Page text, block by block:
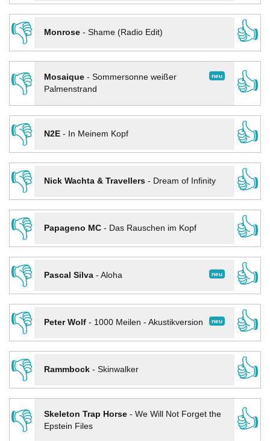
👎
Monrose- Shame (Radio Edit)
👍
👎
neu
Mosaique- Sommersonne weißer
Palmenstrand
👍
👎
N2E- In Meinem Kopf
👍
👎
Nick Wachta & Travellers- Dream of Infinity
👍
👎
Papageno MC- Das Rauschen im Kopf
👍
👎
neu
Pascal Silva- Aloha
👍
👎
neu
Peter Wolf- 1000 Meilen - Akustikversion
👍
👎
Rammbock- Skinwalker
👍
👎
Skeleton Trap Horse- We Will Not Forget the
Epstein Files
👍